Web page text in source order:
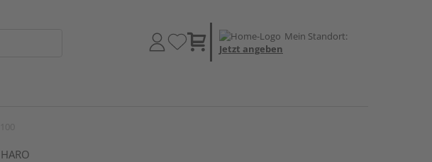
Mein Standort:
Jetzt angeben
HARO